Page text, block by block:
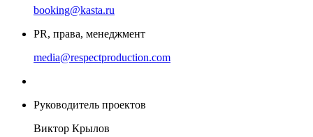
booking@kasta.ru
PR, права, менеджмент
media@respectproduction.com
Руководитель проектов
Виктор Крылов